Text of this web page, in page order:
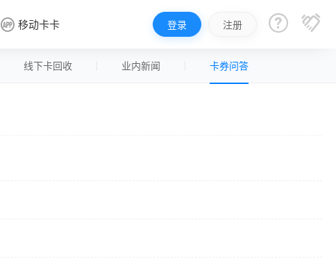
 移动卡卡 登录 注册  
线下卡回收 业内新闻 卡券问答